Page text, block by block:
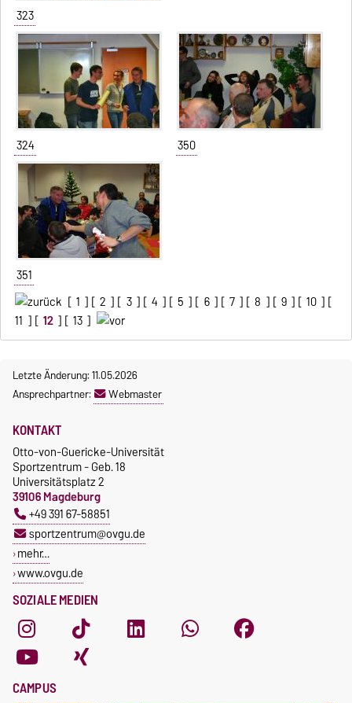
323
324 350
351
[ 1 ] [ 2 ] [ 3 ] [ 4 ] [ 5 ] [ 6 ] [ 7 ] [ 8 ] [ 9 ] [ 10 ] [
11 ] [ 12 ] [ 13 ]
Letzte Änderung: 11.05.2026
Ansprechpartner:
Webmaster
SOZIALE MEDIEN
KONTAKT
Otto-von-Guericke-Universität
Sportzentrum - Geb. 18
Universitätsplatz 2
39106 Magdeburg
+49 391 67-58851
sportzentrum@ovgu.de
mehr…
www.ovgu.de
CAMPUS